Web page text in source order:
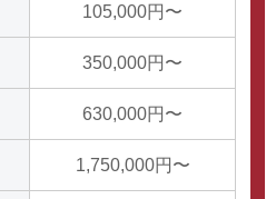
105,000円〜
350,000円〜
630,000円〜
1,750,000円〜